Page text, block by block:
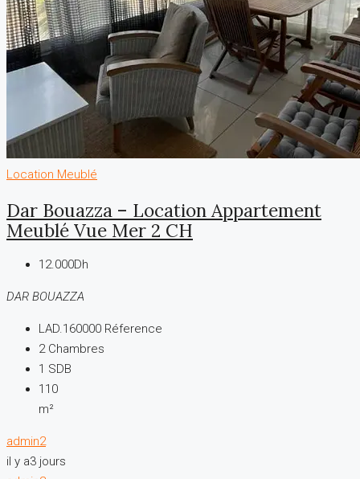
Location Meublé
Dar Bouazza – Location Appartement
Meublé Vue Mer 2 CH
12.000Dh
DAR BOUAZZA
LAD.160000 Réference
2 Chambres
1 SDB
110
m²
admin2
il y a3 jours